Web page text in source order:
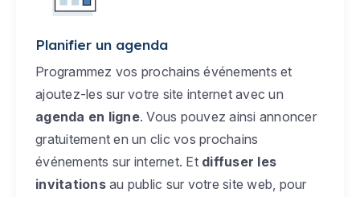
Planifier un agenda
Programmez vos prochains événements et
ajoutez-les sur votre site internet avec un
agenda en ligne. Vous pouvez ainsi annoncer
gratuitement en un clic vos prochains
événements sur internet. Et diffuser les
invitationsau public sur votre site web, pour